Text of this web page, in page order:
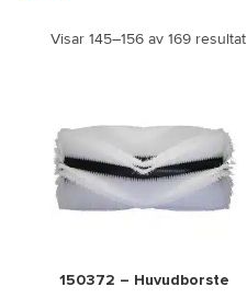
Visar 145–156 av 169 resultat
150372 – Huvudborste